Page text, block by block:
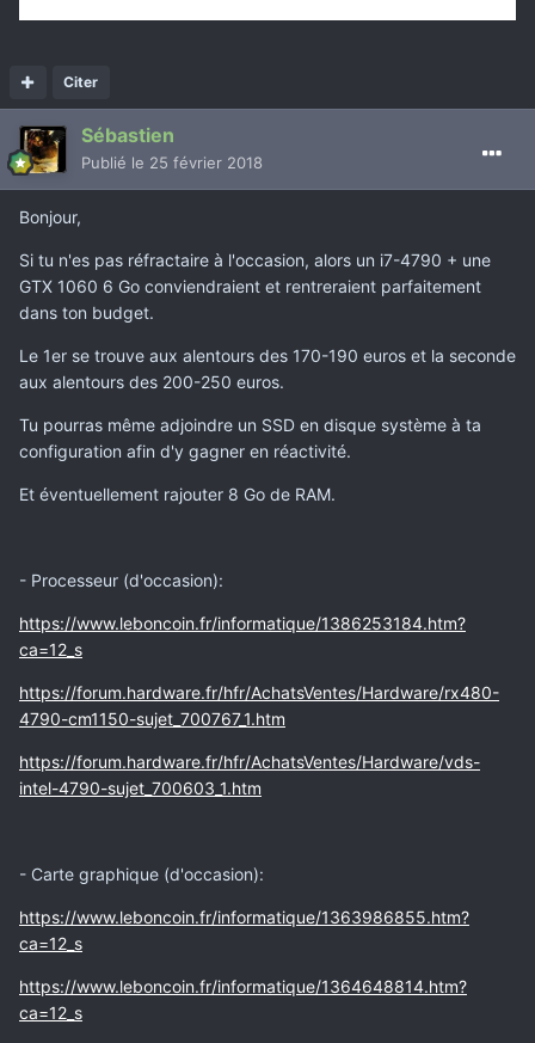
Citer
Sébastien
Publié le 25 février 2018
Bonjour,
Si tu n'es pas réfractaire à l'occasion, alors un i7-4790 + une
GTX 1060 6 Go conviendraient et rentreraient parfaitement
dans ton budget.
Le 1er se trouve aux alentours des 170-190 euros et la seconde
aux alentours des 200-250 euros.
Tu pourras même adjoindre un SSD en disque système à ta
configuration afin d'y gagner en réactivité.
Et éventuellement rajouter 8 Go de RAM.
- Processeur (d'occasion):
https://www.leboncoin.fr/informatique/1386253184.htm?
ca=12_s
https://forum.hardware.fr/hfr/AchatsVentes/Hardware/rx480-
4790-cm1150-sujet_700767_1.htm
https://forum.hardware.fr/hfr/AchatsVentes/Hardware/vds-
intel-4790-sujet_700603_1.htm
- Carte graphique (d'occasion):
https://www.leboncoin.fr/informatique/1363986855.htm?
ca=12_s
https://www.leboncoin.fr/informatique/1364648814.htm?
ca=12_s